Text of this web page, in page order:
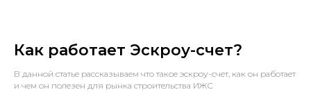
Как работает Эскроу-счет?
В данной статье рассказываем что такое эскроу-счет, как он работает
и чем он полезен для рынка строительства ИЖС